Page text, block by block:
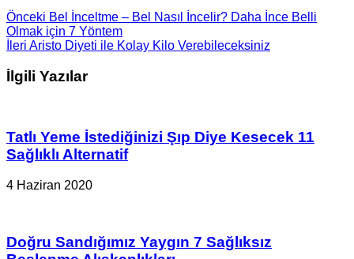
Önceki Bel İnceltme – Bel Nasıl İncelir? Daha İnce Belli
Olmak için 7 Yöntem
İleri Aristo Diyeti ile Kolay Kilo Verebileceksiniz
İlgili Yazılar
Tatlı Yeme İstediğinizi Şıp Diye Kesecek 11
Sağlıklı Alternatif
4 Haziran 2020
Doğru Sandığımız Yaygın 7 Sağlıksız